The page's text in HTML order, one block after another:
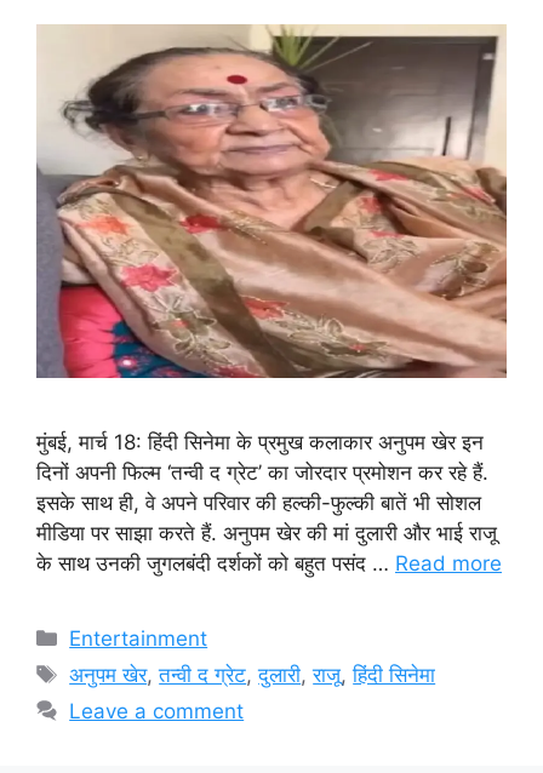
मुंबई, मार्च 18: हिंदी सिनेमा के प्रमुख कलाकार अनुपम खेर इन
दिनों अपनी फिल्म ‘तन्वी द ग्रेट’ का जोरदार प्रमोशन कर रहे हैं.
इसके साथ ही, वे अपने परिवार की हल्की-फुल्की बातें भी सोशल
मीडिया पर साझा करते हैं. अनुपम खेर की मां दुलारी और भाई राजू
के साथ उनकी जुगलबंदी दर्शकों को बहुत पसंद … Read more
Categories
Entertainment
Tags
अनुपम खेर,तन्वी द ग्रेट,दुलारी,राजू,हिंदी सिनेमा
Leave a comment